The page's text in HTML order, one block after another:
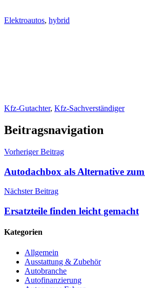
Elektroautos, hybrid
Kfz-Gutachter, Kfz-Sachverständiger
Beitragsnavigation
Vorheriger Beitrag
Autodachbox als Alternative
Nächster Beitrag
Ersatzteile finden leicht gemacht
Kategorien
Allgemein
Ausstattung & Zubehör
Autobranche
Autofinanzierung